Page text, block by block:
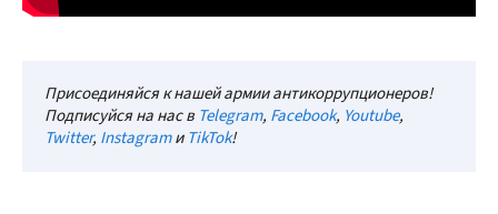
Присоединяйся к нашей армии антикоррупционеров!
Подписуйся на нас в Telegram, Facebook, Youtube,
Twitter, InstagramиTikTok!